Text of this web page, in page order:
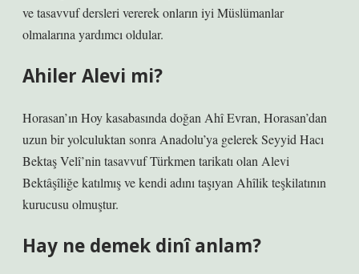
ve tasavvuf dersleri vererek onların iyi Müslümanlar
olmalarına yardımcı oldular.
Ahiler Alevi mi?
Horasan’ın Hoy kasabasında doğan Ahî Evran, Horasan’dan
uzun bir yolculuktan sonra Anadolu’ya gelerek Seyyid Hacı
Bektaş Velî’nin tasavvuf Türkmen tarikatı olan Alevi
Bektâşîliğe katılmış ve kendi adını taşıyan Ahîlik teşkilatının
kurucusu olmuştur.
Hay ne demek dinî anlam?